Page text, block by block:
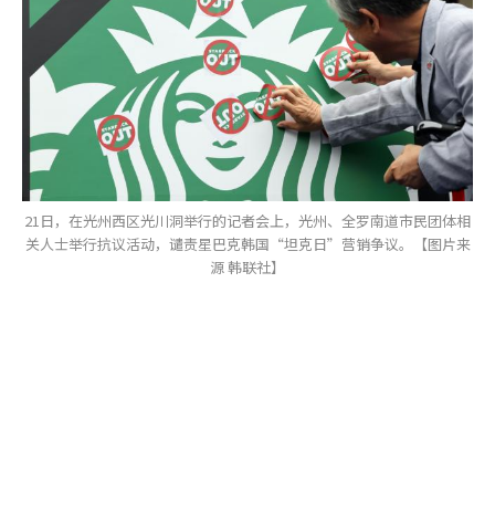
21日，在光州西区光川洞举行的记者会上，光州、全罗南道市民团体相
关人士举行抗议活动，谴责星巴克韩国“坦克日”营销争议。【图片来
源 韩联社】